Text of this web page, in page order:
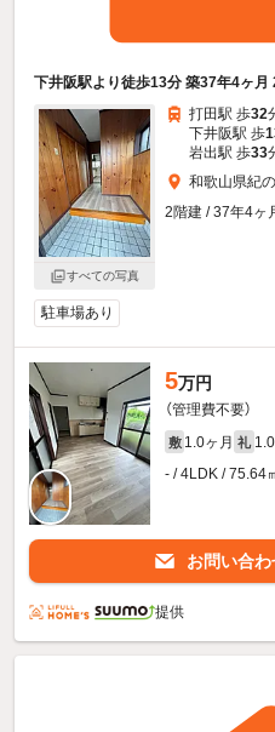
下井阪駅より徒歩13分 築37年4ヶ月
すべての写真
打田駅 歩32
下井阪駅 歩
岩出駅 歩33
和歌山県紀
2階建 / 37年4ヶ
駐車場あり
5万円
（管理費不要）
敷 1.0ヶ月 礼
- / 4LDK / 75.64
お問い合わ
提供